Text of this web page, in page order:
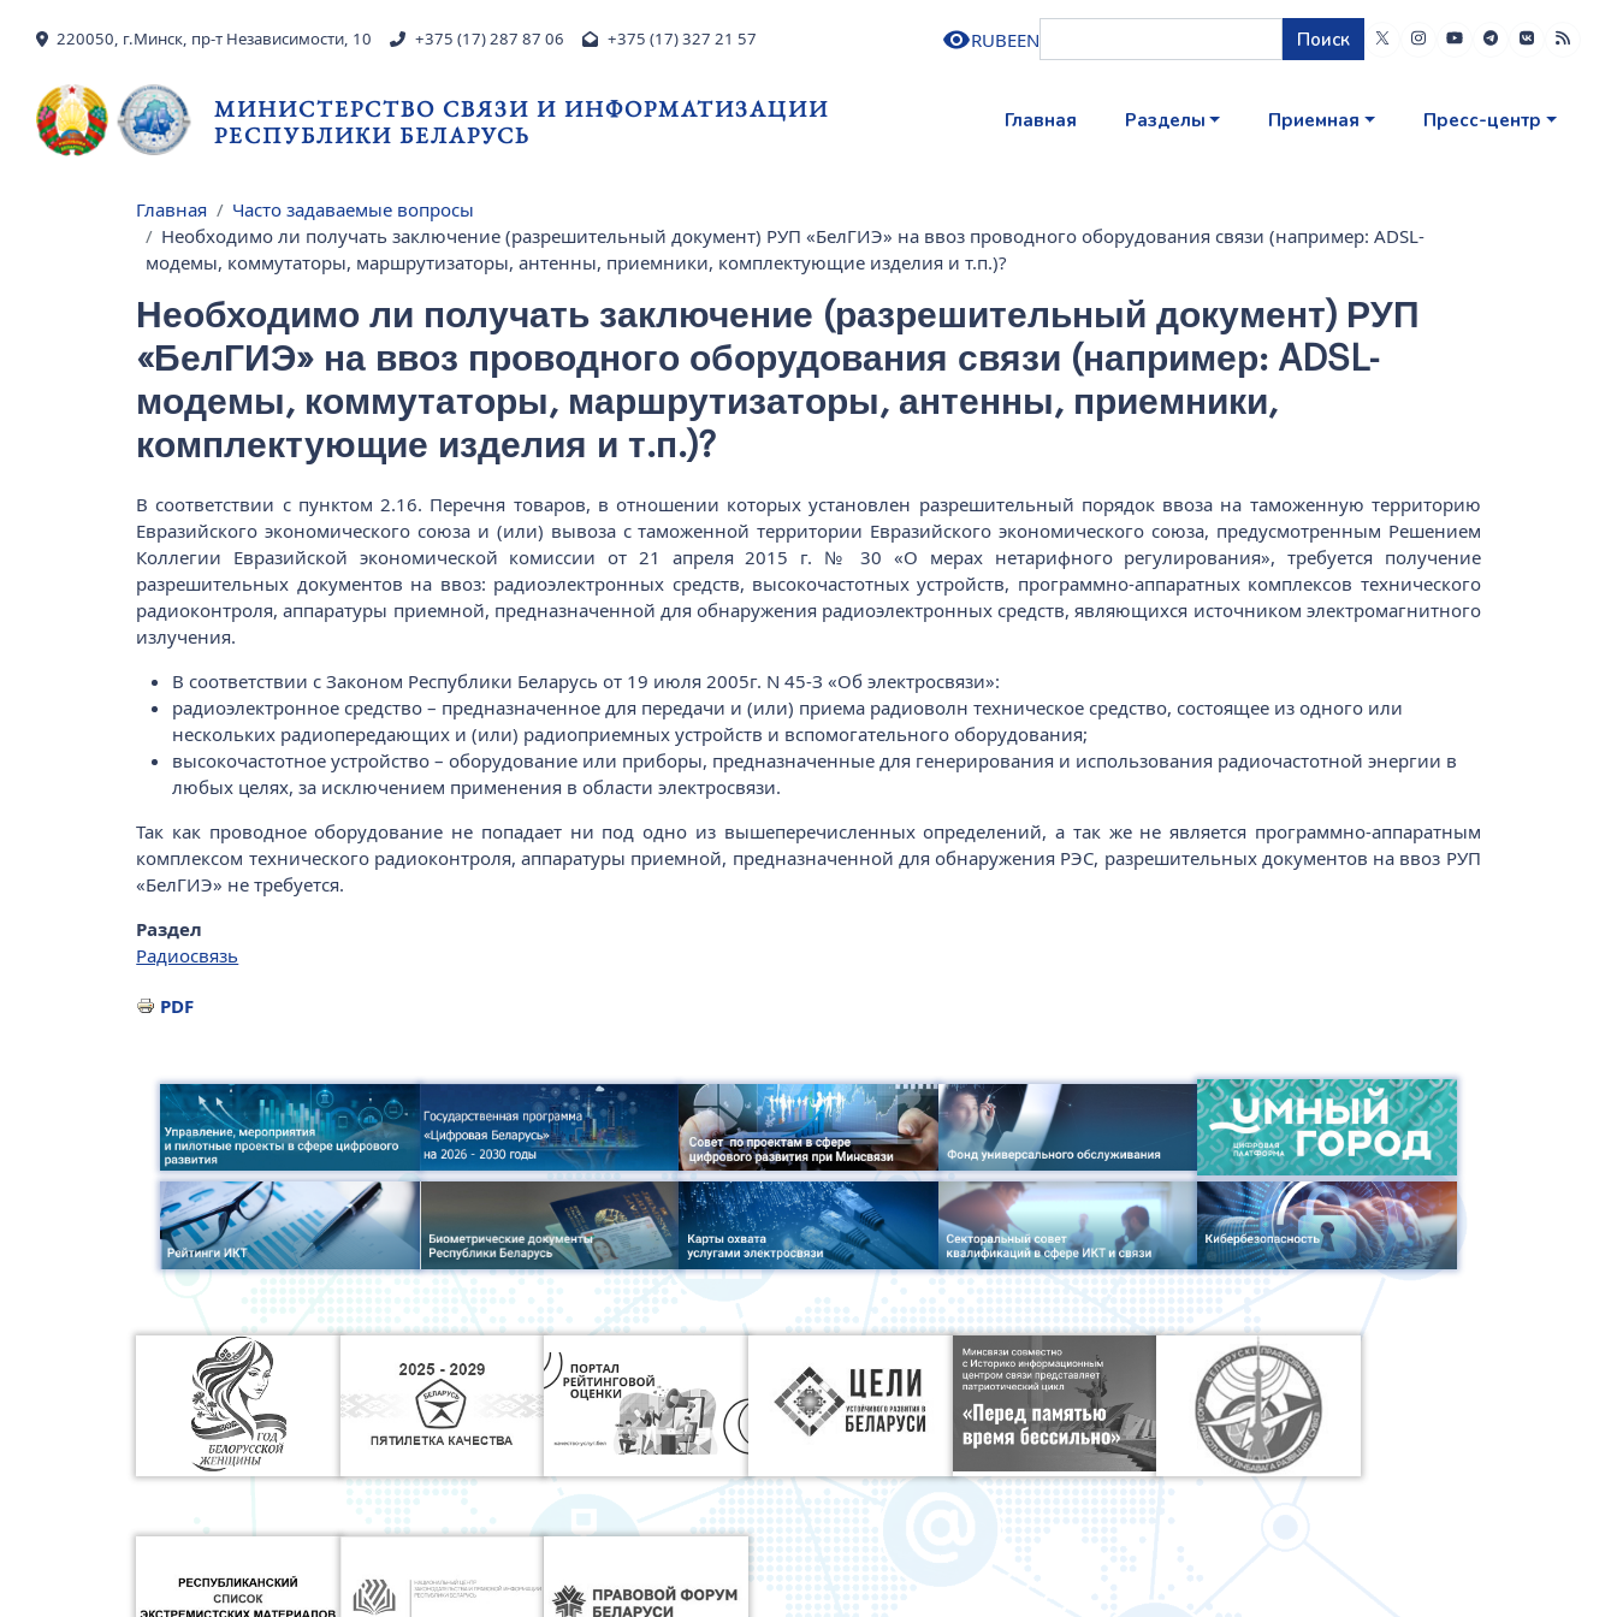
220050, г.Минск, пр-т Независимости, 10 +375 (17) 287 87 06 +375 (17) 327 21 57 RUBEEN Поиск
МИНИСТЕРСТВО СВЯЗИ И ИНФОРМАТИЗАЦИИ
РЕСПУБЛИКИ БЕЛАРУСЬ
Главная Разделы Приемная Пресс-центр
Строка навигации
Главная
Часто задаваемые вопросы
Необходимо ли получать заключение (разрешительный документ) РУП «БелГИЭ» на ввоз проводного оборудования связи (например: ADSL-
модемы, коммутаторы, маршрутизаторы, антенны, приемники, комплектующие изделия и т.п.)?
Необходимо ли получать заключение (разрешительный документ) РУП
«БелГИЭ» на ввоз проводного оборудования связи (например: ADSL-
модемы, коммутаторы, маршрутизаторы, антенны, приемники,
комплектующие изделия и т.п.)?
В соответствии с пунктом 2.16. Перечня товаров, в отношении которых установлен разрешительный порядок ввоза на таможенную территорию
Евразийского экономического союза и (или) вывоза с таможенной территории Евразийского экономического союза, предусмотренным Решением
Коллегии Евразийской экономической комиссии от 21 апреля 2015 г. № 30 «О мерах нетарифного регулирования», требуется получение
разрешительных документов на ввоз: радиоэлектронных средств, высокочастотных устройств, программно-аппаратных комплексов технического
радиоконтроля, аппаратуры приемной, предназначенной для обнаружения радиоэлектронных средств, являющихся источником электромагнитного
излучения.
В соответствии с Законом Республики Беларусь от 19 июля 2005г. N 45-З «Об электросвязи»:
радиоэлектронное средство – предназначенное для передачи и (или) приема радиоволн техническое средство, состоящее из одного или
нескольких радиопередающих и (или) радиоприемных устройств и вспомогательного оборудования;
высокочастотное устройство – оборудование или приборы, предназначенные для генерирования и использования радиочастотной энергии в
любых целях, за исключением применения в области электросвязи.
Так как проводное оборудование не попадает ни под одно из вышеперечисленных определений, а так же не является программно-аппаратным
комплексом технического радиоконтроля, аппаратуры приемной, предназначенной для обнаружения РЭС, разрешительных документов на ввоз РУП
«БелГИЭ» не требуется.
Раздел
Радиосвязь
PDF